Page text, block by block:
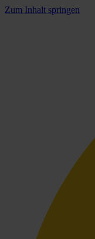
Zum Inhalt springen